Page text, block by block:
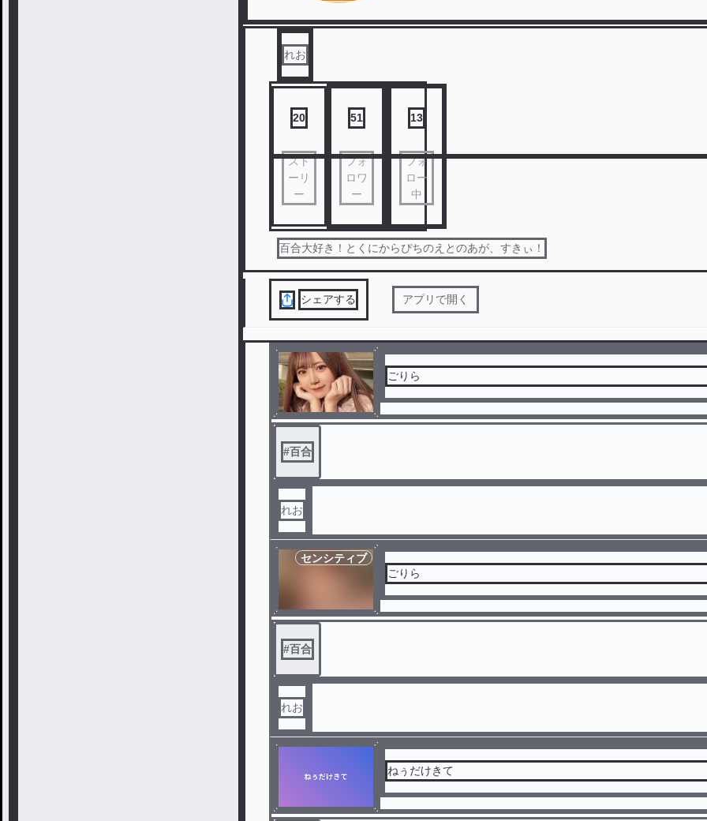
れお
20
スト
ーリ
ー
51
フォ
ロワ
ー
13
フォ
ロー
中
百合大好き！とくにからぴちのえとのあが、すきぃ！
シェアする アプリで開く
ごりら
#百合
れお
センシティブ
ごりら
#百合
れお
ねぅだけきて